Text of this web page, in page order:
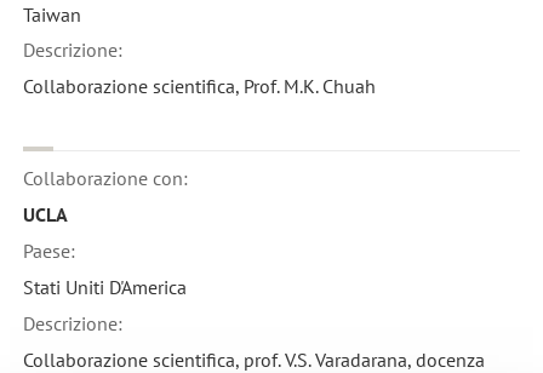
Taiwan
Descrizione:
Collaborazione scientifica, Prof. M.K. Chuah
Collaborazione con:
UCLA
Paese:
Stati Uniti D'America
Descrizione:
Collaborazione scientifica, prof. V.S. Varadarana, docenza